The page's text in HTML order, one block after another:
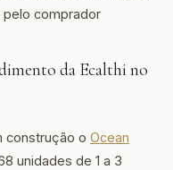
comprador
da Ecalthi no
construção o Ocean
unidades de 1 a 3